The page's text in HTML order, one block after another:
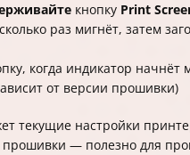
кнопку Print
раз мигнёт, затем
когда индикатор начнёт
от версии прошивки)
текущие настройки
— полезно для